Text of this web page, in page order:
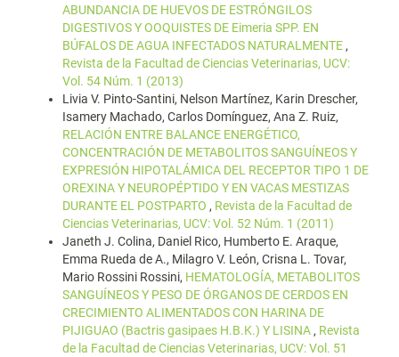
ABUNDANCIA DE HUEVOS DE ESTRÓNGILOS
DIGESTIVOS Y OOQUISTES DE Eimeria SPP. EN
BÚFALOS DE AGUA INFECTADOS NATURALMENTE ,
Revista de la Facultad de Ciencias Veterinarias, UCV:
Vol. 54 Núm. 1 (2013)
Livia V. Pinto-Santini, Nelson Martínez, Karin Drescher,
Isamery Machado, Carlos Domínguez, Ana Z. Ruiz,
RELACIÓN ENTRE BALANCE ENERGÉTICO,
CONCENTRACIÓN DE METABOLITOS SANGUÍNEOS Y
EXPRESIÓN HIPOTALÁMICA DEL RECEPTOR TIPO 1 DE
OREXINA Y NEUROPÉPTIDO Y EN VACAS MESTIZAS
DURANTE EL POSTPARTO , Revista de la Facultad de
Ciencias Veterinarias, UCV: Vol. 52 Núm. 1 (2011)
Janeth J. Colina, Daniel Rico, Humberto E. Araque,
Emma Rueda de A., Milagro V. León, Crisna L. Tovar,
Mario Rossini Rossini, HEMATOLOGÍA, METABOLITOS
SANGUÍNEOS Y PESO DE ÓRGANOS DE CERDOS EN
CRECIMIENTO ALIMENTADOS CON HARINA DE
PIJIGUAO (Bactris gasipaes H.B.K.) Y LISINA , Revista
de la Facultad de Ciencias Veterinarias, UCV: Vol. 51